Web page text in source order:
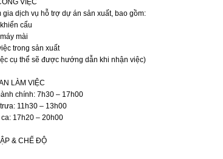
VIỆC
gia dịch vụ hỗ trợ dự án sản xuất, bao gồm:
cẩu
mài
trong sản xuất
cụ thể sẽ được hướng dẫn khi nhận việc)
LÀM VIỆC
chính: 7h30 – 17h00
11h30 – 13h00
17h20 – 20h00
& CHẾ ĐỘ